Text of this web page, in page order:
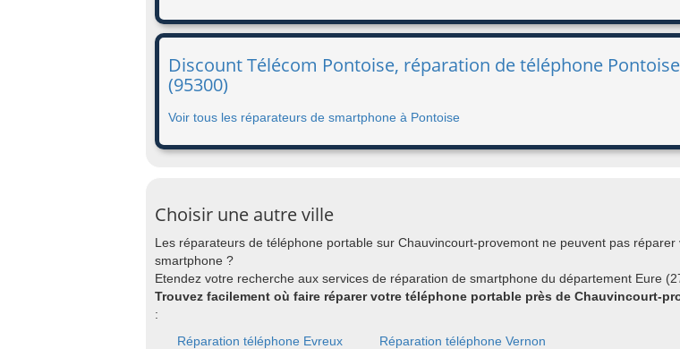
Discount Télécom Pontoise, réparation de téléphone Pontoise
(95300)
Voir tous les réparateurs de smartphone à Pontoise
Choisir une autre ville
Les réparateurs de téléphone portable sur Chauvincourt-provemont ne peuvent pas réparer
smartphone ?
Etendez votre recherche aux services de réparation de smartphone du département Eure
Trouvez facilement où faire réparer votre téléphone portable près de Chauvincourt-
:
Réparation téléphone Evreux
Réparation téléphone Vernon